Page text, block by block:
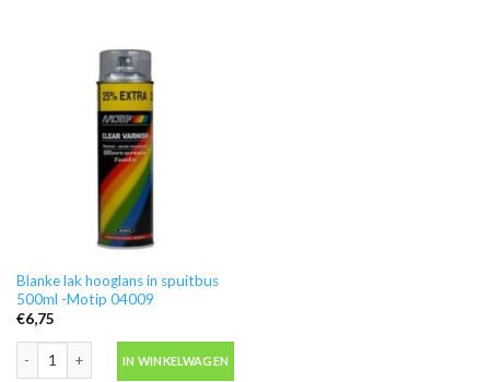
Blanke lak hooglans in spuitbus
500ml -Motip 04009
€6,75
Blanke lak hooglans in spuitbus 500ml -Motip 04009 aantal
IN WINKELWAGEN